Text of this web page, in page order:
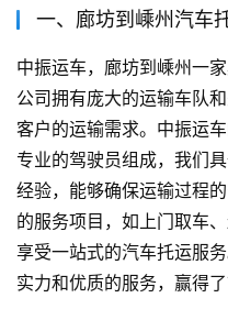
一、廊坊到嵊州汽车
中振运车，廊坊到嵊州一
公司拥有庞大的运输车队
客户的运输需求。中振运
专业的驾驶员组成，我们
经验，能够确保运输过程
的服务项目，如上门取车
享受一站式的汽车托运服
实力和优质的服务，赢得